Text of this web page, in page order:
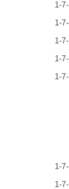
1-
1-
1-
1-
1-
1-
1-